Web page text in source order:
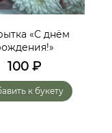
«С днём
100₽
к букету